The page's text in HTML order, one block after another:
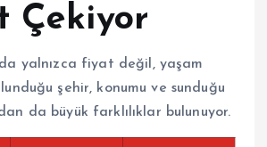
Çekiyor
yalnızca fiyat değil, yaşam
şehir, konumu ve sunduğu
da büyük farklılıklar bulunuyor.